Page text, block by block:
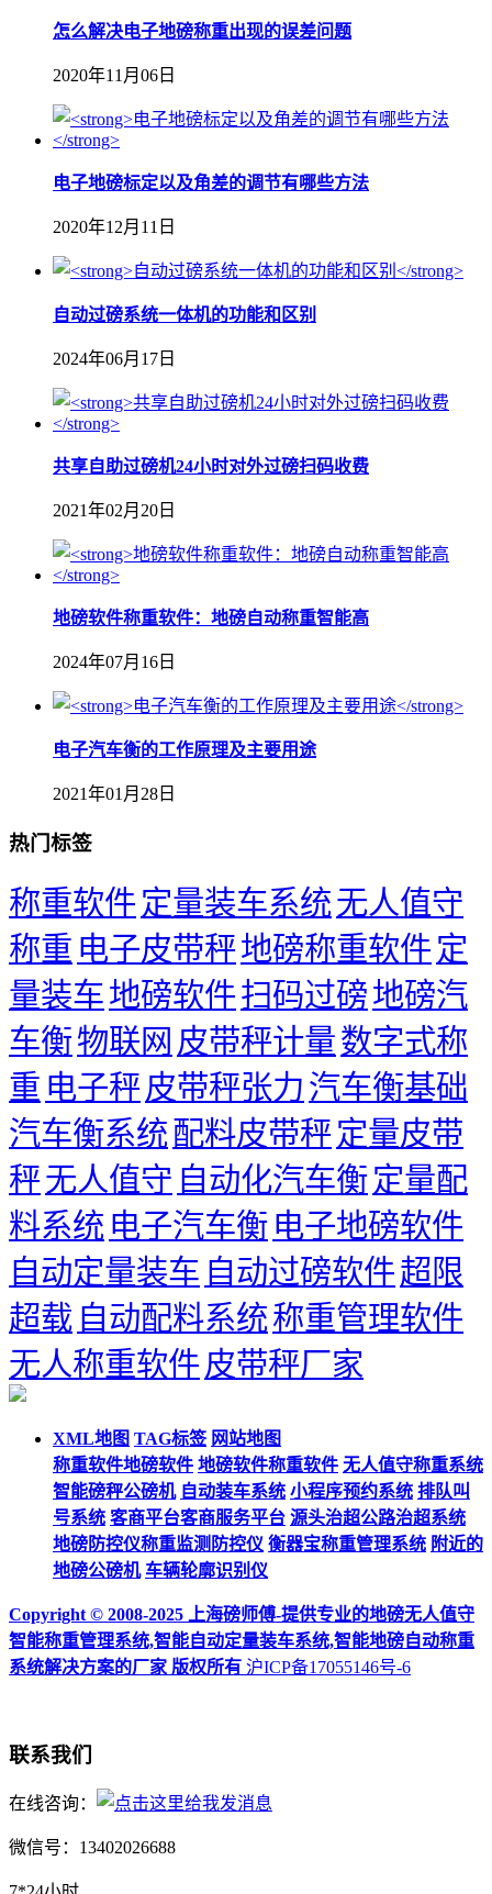
怎么解决电子地磅称重出现的误差问题
2020年11月06日
电子地磅标定以及角差的调节有哪些方法
2020年12月11日
自动过磅系统一体机的功能和区别
2024年06月17日
共享自助过磅机24小时对外过磅扫码收费
2021年02月20日
地磅软件称重软件：地磅自动称重智能高
2024年07月16日
​电子汽车衡的工作原理及主要用途
2021年01月28日
热门标签
称重软件 定量装车系统无人值守
称重 电子皮带秤地磅称重软件 定
量装车地磅软件扫码过磅地磅汽
车衡物联网 皮带秤计量数字式称
重 电子秤皮带秤张力 汽车衡基础
汽车衡系统 配料皮带秤定量皮带
秤无人值守 自动化汽车衡 定量配
料系统 电子汽车衡 电子地磅软件
自动定量装车 自动过磅软件超限
超载 自动配料系统称重管理软件
无人称重软件 皮带秤厂家
XML地图 TAG标签 网站地图
称重软件地磅软件 地磅软件称重软件 无人值守称重系统
智能磅秤公磅机 自动装车系统 小程序预约系统 排队叫
号系统 客商平台客商服务平台 源头治超公路治超系统
地磅防控仪称重监测防控仪 衡器宝称重管理系统 附近的
地磅公磅机 车辆轮廓识别仪
Copyright © 2008-2025 上海磅师傅-提供专业的地磅无人值守
智能称重管理系统,智能自动定量装车系统,智能地磅自动称重
系统解决方案的厂家 版权所有 沪ICP备17055146号-6
联系我们
在线咨询：
微信号：13402026688